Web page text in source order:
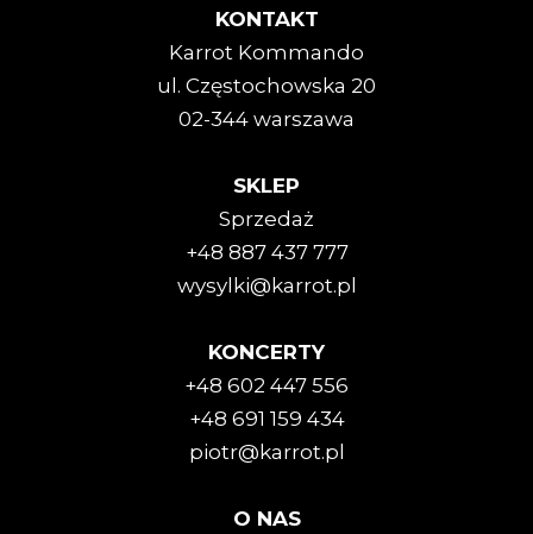
KONTAKT
Karrot Kommando
ul. Częstochowska 20
02-344 warszawa
SKLEP
Sprzedaż
+48 887 437 777
wysylki@karrot.pl
KONCERTY
+48 602 447 556
+48 691 159 434
piotr@karrot.pl
O NAS